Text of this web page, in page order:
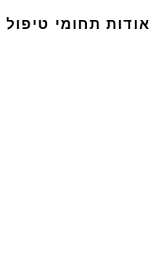
אודות תחומי טיפול